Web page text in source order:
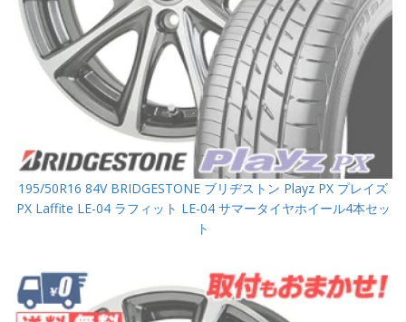
195/50R16 84V BRIDGESTONE ブリヂストン Playz PX プレイズ
PX Laffite LE-04 ラフィット LE-04 サマータイヤホイール4本セッ
ト